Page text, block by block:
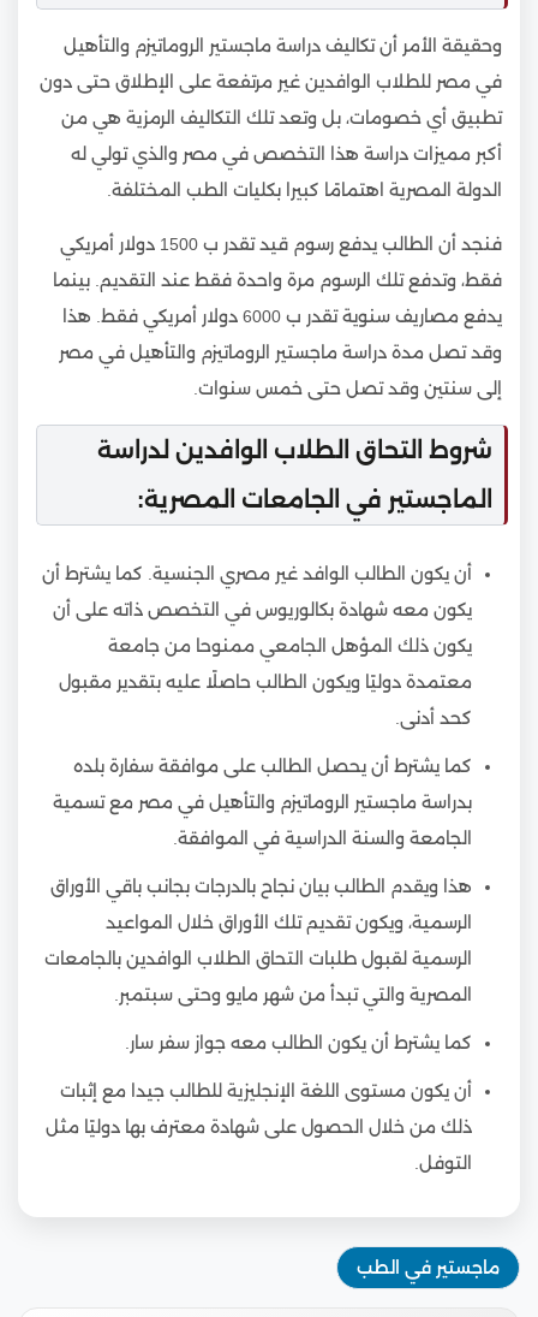
وحقيقة الأمر أن تكاليف دراسة ماجستير الروماتيزم والتأهيل
في مصر للطلاب الوافدين غير مرتفعة على الإطلاق حتى دون
تطبيق أي خصومات، بل وتعد تلك التكاليف الرمزية هي من
أكبر مميزات دراسة هذا التخصص في مصر والذي تولي له
الدولة المصرية اهتمامًا كبيرا بكليات الطب المختلفة.
فنجد أن الطالب يدفع رسوم قيد تقدر ب 1500 دولار أمريكي
فقط، وتدفع تلك الرسوم مرة واحدة فقط عند التقديم. بينما
يدفع مصاريف سنوية تقدر ب 6000 دولار أمريكي فقط. هذا
وقد تصل مدة دراسة ماجستير الروماتيزم والتأهيل في مصر
إلى سنتين وقد تصل حتى خمس سنوات.
شروط التحاق الطلاب الوافدين لدراسة
الماجستير في الجامعات المصرية:
أن يكون الطالب الوافد غير مصري الجنسية. كما يشترط أن
يكون معه شهادة بكالوريوس في التخصص ذاته على أن
يكون ذلك المؤهل الجامعي ممنوحا من جامعة
معتمدة دوليًا ويكون الطالب حاصلًا عليه بتقدير مقبول
كحد أدنى.
كما يشترط أن يحصل الطالب على موافقة سفارة بلده
بدراسة ماجستير الروماتيزم والتأهيل في مصر مع تسمية
الجامعة والسنة الدراسية في الموافقة.
هذا ويقدم الطالب بيان نجاح بالدرجات بجانب باقي الأوراق
الرسمية، ويكون تقديم تلك الأوراق خلال المواعيد
الرسمية لقبول طلبات التحاق الطلاب الوافدين بالجامعات
المصرية والتي تبدأ من شهر مايو وحتى سبتمبر.
كما يشترط أن يكون الطالب معه جواز سفر سار.
أن يكون مستوى اللغة الإنجليزية للطالب جيدا مع إثبات
ذلك من خلال الحصول على شهادة معترف بها دوليًا مثل
التوفل.
ماجستير في الطب